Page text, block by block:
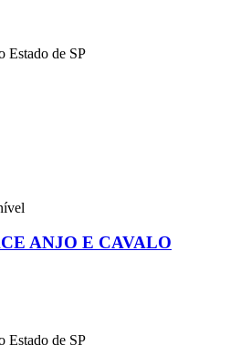
Estado de SP
ANJO E CAVALO
Estado de SP